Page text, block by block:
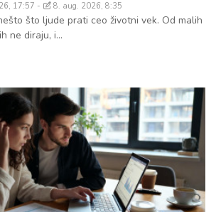
17:57 8. aug. 2026, 8:35
što ljude prati ceo životni vek. Od malih
ne diraju, i...